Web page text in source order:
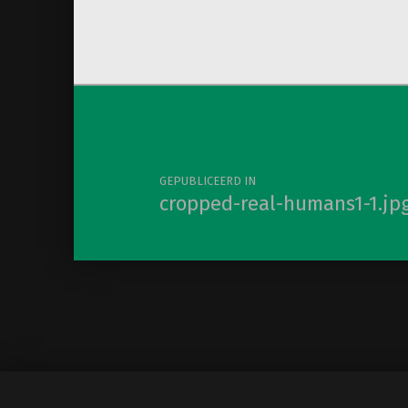
Berichtnavigatie
GEPUBLICEERD IN
cropped-real-humans1-